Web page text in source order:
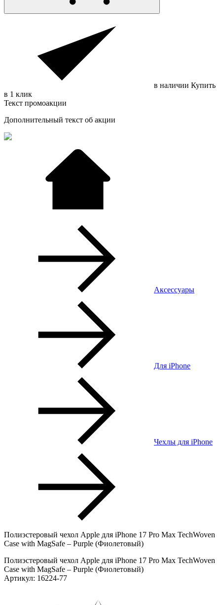
в наличии Купить
в 1 клик
Текст промоакции
Дополнительный текст об акции
Аксессуары
Для iPhone
Чехлы для iPhone
Полиэстеровый чехол Apple для iPhone 17 Pro Max TechWoven
Case with MagSafe – Purple (Фиолетовый)
Полиэстеровый чехол Apple для iPhone 17 Pro Max TechWoven
Case with MagSafe – Purple (Фиолетовый)
Артикул: 16224-77